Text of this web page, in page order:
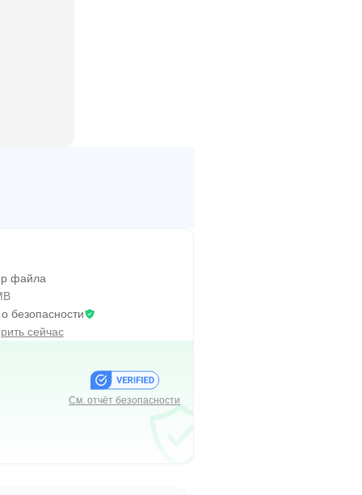
является огромным
вокруг вас.
файла
безопасности
сейчас
См. отчёт безопасности